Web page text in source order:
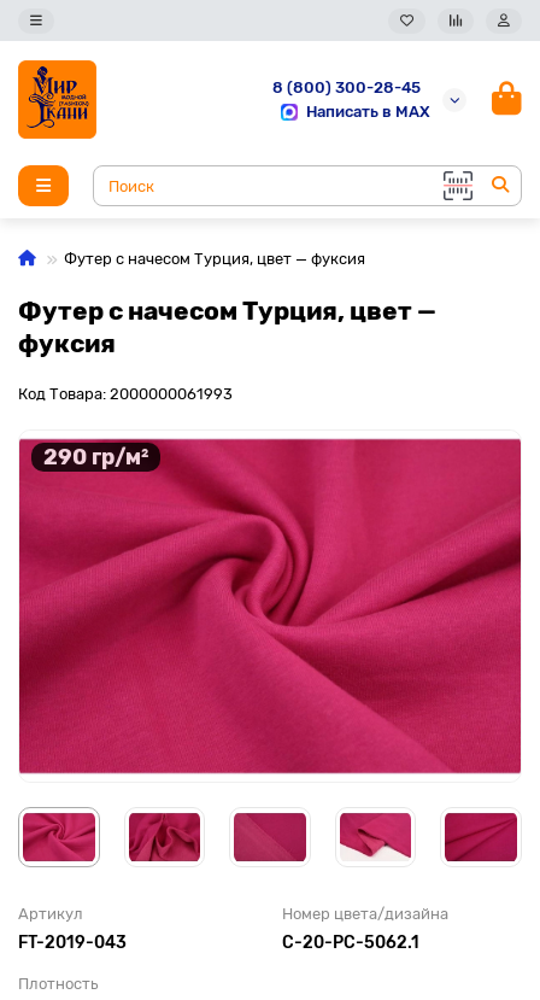
8 (800) 300-28-45
Написать в MAX
Футер с начесом Турция, цвет — фуксия
Футер с начесом Турция, цвет —
фуксия
Код Товара: 2000000061993
290 гр/м²
Артикул
FT-2019-043
Номер цвета/дизайна
С-20-PC-5062.1
Плотность